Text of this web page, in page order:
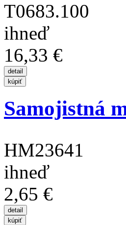
T0683.100
ihneď
16,33 €
Samojistná
HM23641
ihneď
2,65 €